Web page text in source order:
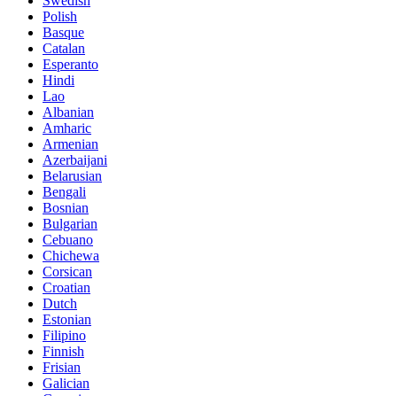
Polish
Basque
Catalan
Esperanto
Hindi
Lao
Albanian
Amharic
Armenian
Azerbaijani
Belarusian
Bengali
Bosnian
Bulgarian
Cebuano
Chichewa
Corsican
Croatian
Dutch
Estonian
Filipino
Finnish
Frisian
Galician